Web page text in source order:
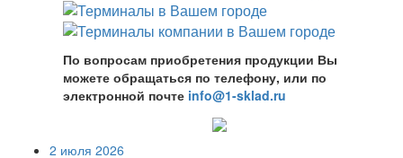
По вопросам приобретения продукции Вы
можете обращаться по телефону, или по
электронной почте info@1-sklad.ru
2 июля 2026